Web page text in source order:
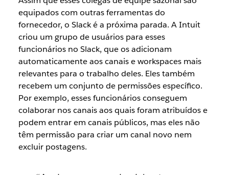
equipados com outras ferramentas do
fornecedor, o Slack é a próxima parada. A Intuit
criou um grupo de usuários para esses
funcionários no Slack, que os adicionam
automaticamente aos canais e workspaces mais
relevantes para o trabalho deles. Eles também
recebem um conjunto de permissões específico.
Por exemplo, esses funcionários conseguem
colaborar nos canais aos quais foram atribuídos e
podem entrar em canais públicos, mas eles não
têm permissão para criar um canal novo nem
excluir postagens.